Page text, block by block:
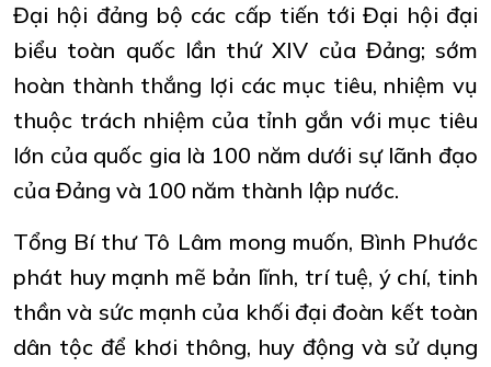
Đại hội đảng bộ các cấp tiến tới Đại hội đại
biểu toàn quốc lần thứ XIV của Đảng; sớm
hoàn thành thắng lợi các mục tiêu, nhiệm vụ
thuộc trách nhiệm của tỉnh gắn với mục tiêu
lớn của quốc gia là 100 năm dưới sự lãnh đạo
của Đảng và 100 năm thành lập nước.
Tổng Bí thư Tô Lâm mong muốn, Bình Phước
phát huy mạnh mẽ bản lĩnh, trí tuệ, ý chí, tinh
thần và sức mạnh của khối đại đoàn kết toàn
dân tộc để khơi thông, huy động và sử dụng